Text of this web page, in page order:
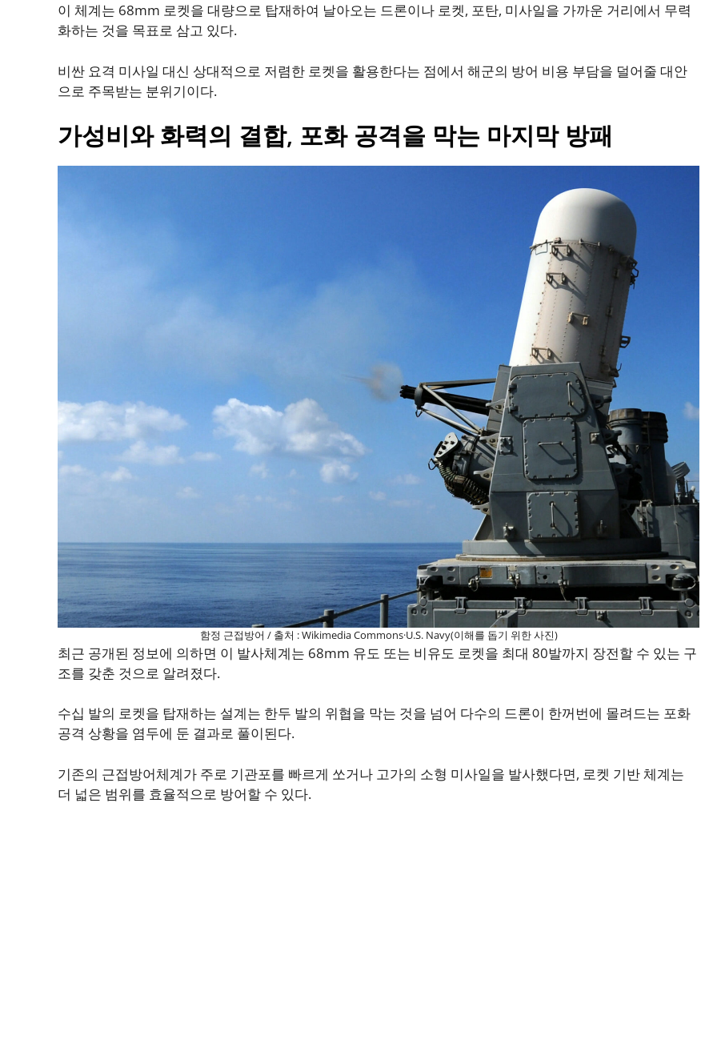
이 체계는 68mm 로켓을 대량으로 탑재하여 날아오는 드론이나 로켓, 포탄, 미사일을 가까운 거리에서 무력
화하는 것을 목표로 삼고 있다.
비싼 요격 미사일 대신 상대적으로 저렴한 로켓을 활용한다는 점에서 해군의 방어 비용 부담을 덜어줄 대안
으로 주목받는 분위기이다.
가성비와 화력의 결합, 포화 공격을 막는 마지막 방패
함정 근접방어 / 출처 : Wikimedia Commons·U.S. Navy(이해를 돕기 위한 사진)
최근 공개된 정보에 의하면 이 발사체계는 68mm 유도 또는 비유도 로켓을 최대 80발까지 장전할 수 있는 구
조를 갖춘 것으로 알려졌다.
수십 발의 로켓을 탑재하는 설계는 한두 발의 위협을 막는 것을 넘어 다수의 드론이 한꺼번에 몰려드는 포화
공격 상황을 염두에 둔 결과로 풀이된다.
기존의 근접방어체계가 주로 기관포를 빠르게 쏘거나 고가의 소형 미사일을 발사했다면, 로켓 기반 체계는
더 넓은 범위를 효율적으로 방어할 수 있다.